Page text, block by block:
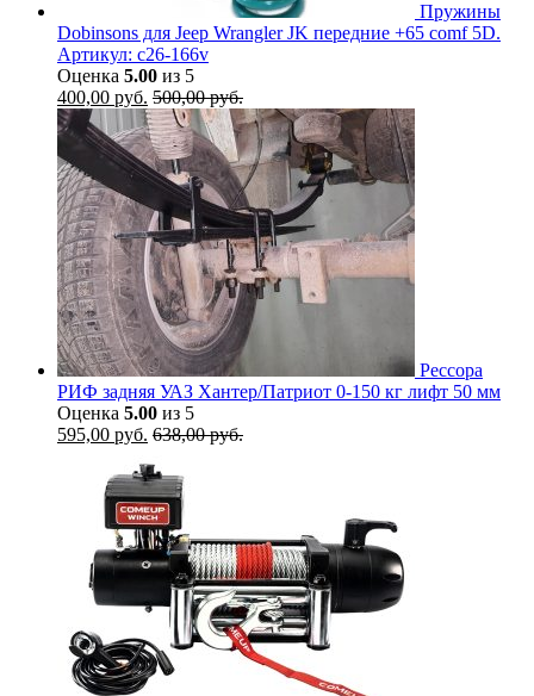
Пружины
Dobinsons для Jeep Wrangler JK передние +65 comf 5D.
Артикул: c26-166v
Оценка 5.00 из 5
400,00 руб. 500,00руб.
Рессора
РИФ задняя УАЗ Хантер/Патриот 0-150 кг лифт 50 мм
Оценка 5.00 из 5
595,00 руб. 638,00руб.